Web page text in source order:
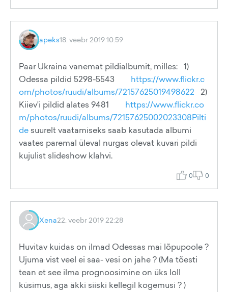
apeks18. veebr 2019 10:59
Paar Ukraina vanemat pildialbumit, milles: 1)
Odessa pildid 5298-5543 https://www.flickr.c
om/photos/ruudi/albums/72157625019498622 2)
Kiiev'i pildid alates 9481 https://www.flickr.co
m/photos/ruudi/albums/72157625002023308Pilti
de suurelt vaatamiseks saab kasutada albumi
vaates paremal üleval nurgas olevat kuvari pildi
kujulist slideshow klahvi.
0 0
Xena22. veebr 2019 22:28
Huvitav kuidas on ilmad Odessas mai lõpupoole ?
Ujuma vist veel ei saa- vesi on jahe ? (Ma tõesti
tean et see ilma prognoosimine on üks loll
küsimus, aga äkki siiski kellegil kogemusi ? )